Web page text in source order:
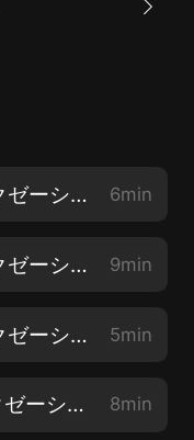
34回目【自己心理學/リラクゼーションスキル/漸進的筋弛緩法（ぜんしんてきすじしかんほう）】こころに纏わること 6min
33回目【自己心理學/リラクゼーションスキル/呼吸法】こころに纏わること 9min
32回目【自己心理學/リラクゼーション練習の心構え】こころに纏わること 5min
31回目【自己心理學/リラクゼーションスキル】こころに纏わること 8min